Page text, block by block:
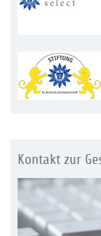
Kontakt zur